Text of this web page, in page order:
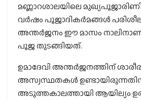
മണ്ണാറശാലയിലെ
വര്‍ഷം പൂജാദികര്‍മങ്ങള്‍
അന്തര്‍ജനം ഈ മാസം നാലിനാണ്
പൂജ തുടങ്ങിയത്.
ഉമാദേവി അന്തര്‍ജനത്തിന്
അസ്വസ്ഥതകള്‍
അടുത്തകാലത്തായി ആയില്യം